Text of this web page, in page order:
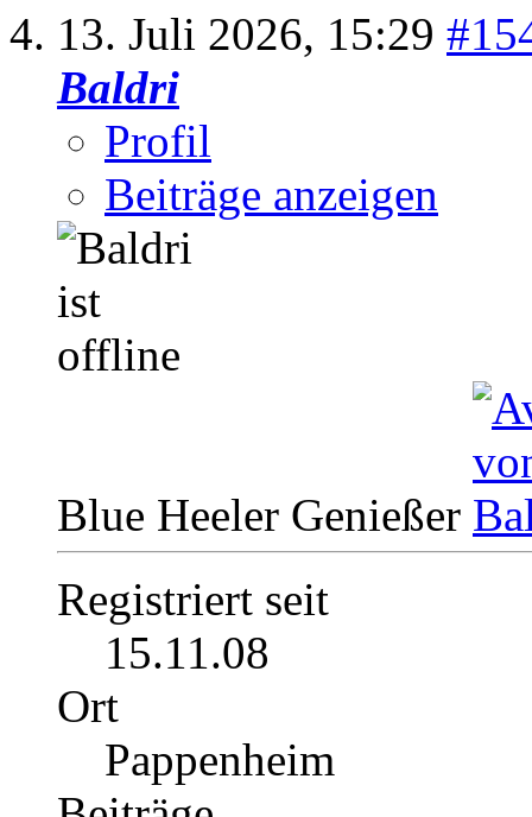
13. Juli 2026, 15:29
Baldri
Profil
Beiträge anzeigen
Blue Heeler Genießer
Registriert seit
15.11.08
Ort
Pappenheim